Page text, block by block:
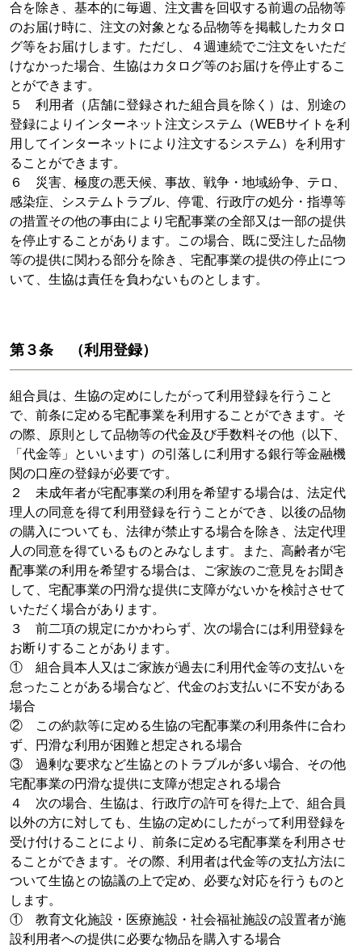
合を除き、基本的に毎週、注文書を回収する前週の品物等
のお届け時に、注文の対象となる品物等を掲載したカタロ
グ等をお届けします。ただし、４週連続でご注文をいただ
けなかった場合、生協はカタログ等のお届けを停止するこ
とができます。
５ 利用者（店舗に登録された組合員を除く）は、別途の
登録によりインターネット注文システム（WEBサイトを利
用してインターネットにより注文するシステム）を利用す
ることができます。
６ 災害、極度の悪天候、事故、戦争・地域紛争、テロ、
感染症、システムトラブル、停電、行政庁の処分・指導等
の措置その他の事由により宅配事業の全部又は一部の提供
を停止することがあります。この場合、既に受注した品物
等の提供に関わる部分を除き、宅配事業の提供の停止につ
いて、生協は責任を負わないものとします。
第３条 （利用登録）
組合員は、生協の定めにしたがって利用登録を行うこと
で、前条に定める宅配事業を利用することができます。そ
の際、原則として品物等の代金及び手数料その他（以下、
「代金等」といいます）の引落しに利用する銀行等金融機
関の口座の登録が必要です。
２ 未成年者が宅配事業の利用を希望する場合は、法定代
理人の同意を得て利用登録を行うことができ、以後の品物
の購入についても、法律が禁止する場合を除き、法定代理
人の同意を得ているものとみなします。また、高齢者が宅
配事業の利用を希望する場合は、ご家族のご意見をお聞き
して、宅配事業の円滑な提供に支障がないかを検討させて
いただく場合があります。
３ 前二項の規定にかかわらず、次の場合には利用登録を
お断りすることがあります。
① 組合員本人又はご家族が過去に利用代金等の支払いを
怠ったことがある場合など、代金のお支払いに不安がある
場合
② この約款等に定める生協の宅配事業の利用条件に合わ
ず、円滑な利用が困難と想定される場合
③ 過剰な要求など生協とのトラブルが多い場合、その他
宅配事業の円滑な提供に支障が想定される場合
４ 次の場合、生協は、行政庁の許可を得た上で、組合員
以外の方に対しても、生協の定めにしたがって利用登録を
受け付けることにより、前条に定める宅配事業を利用させ
ることができます。その際、利用者は代金等の支払方法に
ついて生協との協議の上で定め、必要な対応を行うものと
します。
① 教育文化施設・医療施設・社会福祉施設の設置者が施
設利用者への提供に必要な物品を購入する場合